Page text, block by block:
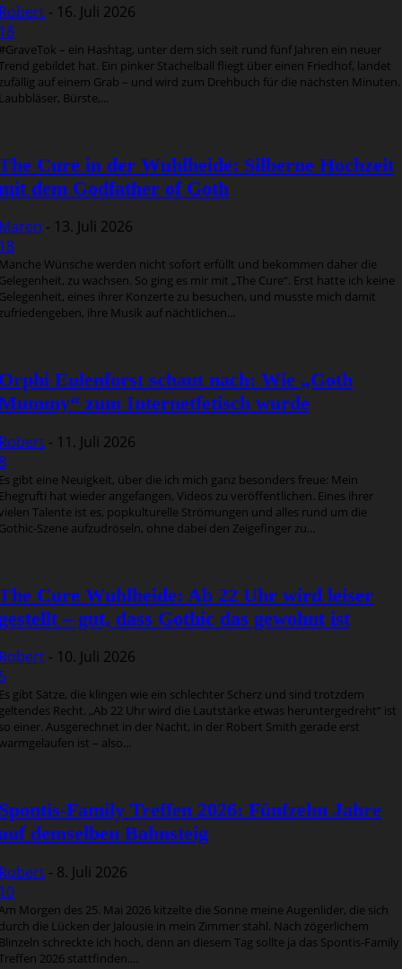
- 16. Juli 2026
– ein Hashtag, unter dem sich seit rund fünf Jahren ein neuer
gebildet hat. Ein pinker Stachelball fliegt über einen Friedhof, landet
auf einem Grab – und wird zum Drehbuch für die nächsten Minuten.
Bürste,...
Cure in der Wuhlheide: Silberne Hochzeit
dem Godfather of Goth
- 13. Juli 2026
Wünsche werden nicht sofort erfüllt und bekommen daher die
zu wachsen. So ging es mir mit „The Cure“. Erst hatte ich keine
eines ihrer Konzerte zu besuchen, und musste mich damit
ihre Musik auf nächtlichen...
Eulenforst schaut nach: Wie „Goth
zum Internetfetisch wurde
- 11. Juli 2026
gibt eine Neuigkeit, über die ich mich ganz besonders freue: Mein
hat wieder angefangen, Videos zu veröffentlichen. Eines ihrer
Talente ist es, popkulturelle Strömungen und alles rund um die
Szene aufzudröseln, ohne dabei den Zeigefinger zu...
Cure Wuhlheide: Ab 22 Uhr wird leiser
– gut, dass Gothic das gewohnt ist
- 10. Juli 2026
gibt Sätze, die klingen wie ein schlechter Scherz und sind trotzdem
Recht. „Ab 22 Uhr wird die Lautstärke etwas heruntergedreht“ ist
einer. Ausgerechnet in der Nacht, in der Robert Smith gerade erst
ist – also...
Family Treffen 2026: Fünfzehn Jahre
demselben Bahnsteig
- 8. Juli 2026
Morgen des 25. Mai 2026 kitzelte die Sonne meine Augenlider, die sich
die Lücken der Jalousie in mein Zimmer stahl. Nach zögerlichem
schreckte ich hoch, denn an diesem Tag sollte ja das Spontis-Family
2026 stattfinden....